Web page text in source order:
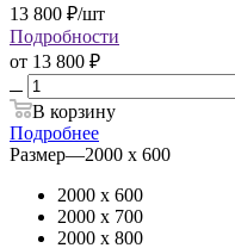
13 800 ₽/шт
Подробности
от 13 800 ₽
В корзину
Подробнее
Размер—2000 х 600
2000 х 600
2000 х 700
2000 х 800